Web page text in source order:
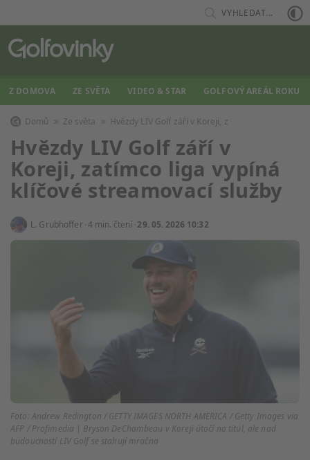
VYHLEDAT...
Z DOMOVA ZE SVĚTA VIDEO & STAR GOLFOVÝ AREÁL ROKU
Domů Ze světa Hvězdy LIV Golf září v Koreji, z
Hvězdy LIV Golf září v
Koreji, zatímco liga vypíná
klíčové streamovací služby
L. Grubhoffer 4 min. čtení 29. 05. 2026 10:32
Foto: Andrew Redington / GETTY IMAGES NORTH AMERICA / Getty Images via
AFP / Profimedia | Bryson DeChambeau v Koreji útočí na titul, ale nad
budoucností LIV Golf se stahují mračna